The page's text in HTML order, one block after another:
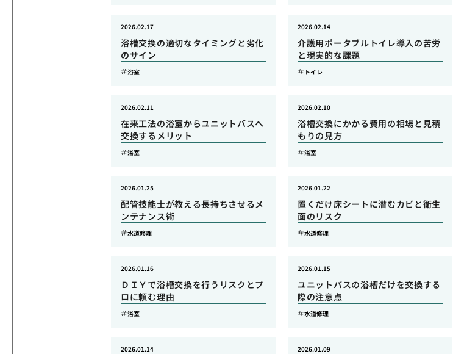
浴槽交換の適切なタイミングと劣化
のサイン
2026.02.17
浴室
介護用ポータブルトイレ導入の苦労
と現実的な課題
2026.02.14
トイレ
在来工法の浴室からユニットバスへ
交換するメリット
2026.02.11
浴室
浴槽交換にかかる費用の相場と見積
もりの見方
2026.02.10
浴室
配管技能士が教える長持ちさせるメ
ンテナンス術
2026.01.25
水道修理
置くだけ床シートに潜むカビと衛生
面のリスク
2026.01.22
水道修理
ＤＩＹで浴槽交換を行うリスクとプ
ロに頼む理由
2026.01.16
浴室
ユニットバスの浴槽だけを交換する
際の注意点
2026.01.15
水道修理
2026.01.14 2026.01.09